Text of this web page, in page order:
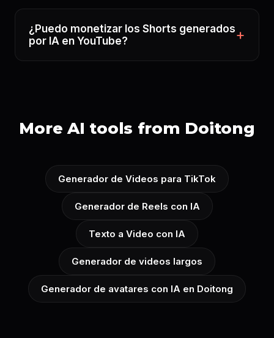
¿Puedo monetizar los Shorts generados
por IA en YouTube?
More AI tools from Doitong
Generador de Videos para TikTok
Generador de Reels con IA
Texto a Video con IA
Generador de videos largos
Generador de avatares con IA en Doitong